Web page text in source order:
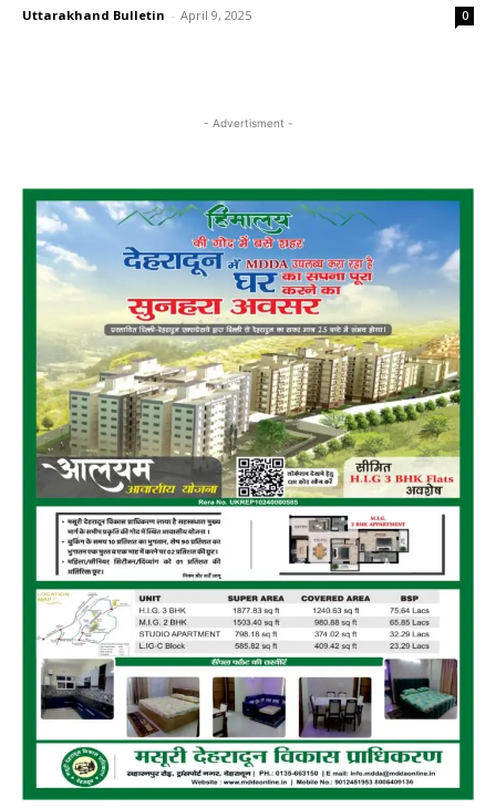
Uttarakhand Bulletin - April 9, 2025 0
- Advertisment -